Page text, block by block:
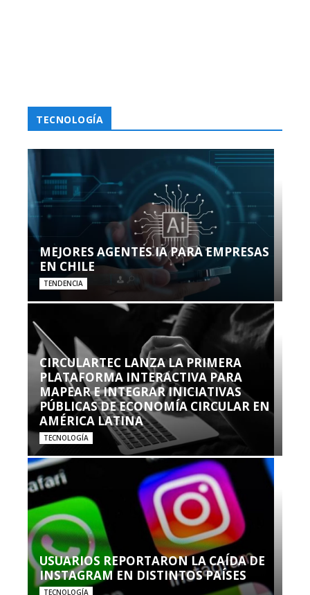
TECNOLOGÍA
MEJORES AGENTES IA PARA EMPRESAS
EN CHILE
TENDENCIA
CIRCULARTEC LANZA LA PRIMERA
PLATAFORMA INTERACTIVA PARA
MAPEAR E INTEGRAR INICIATIVAS
PÚBLICAS DE ECONOMÍA CIRCULAR EN
AMÉRICA LATINA
TECNOLOGÍA
USUARIOS REPORTARON LA CAÍDA DE
INSTAGRAM EN DISTINTOS PAÍSES
TECNOLOGÍA